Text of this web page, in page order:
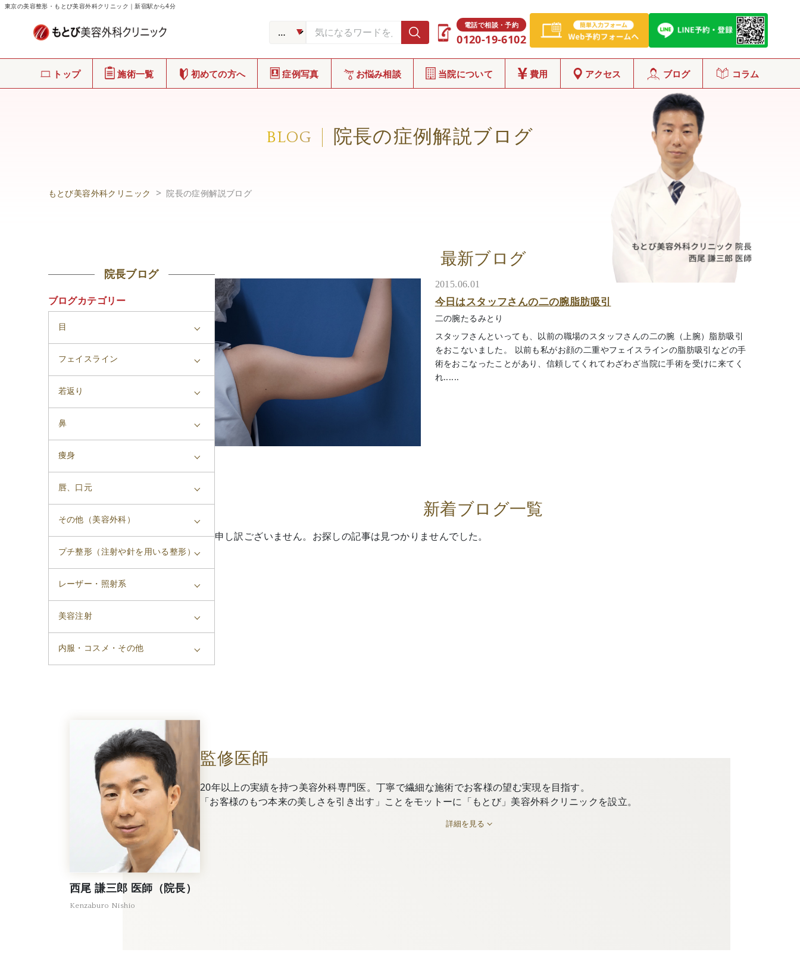
東京の美容整形・もとび美容外科クリニック｜新宿駅から4分
電話で相談・予約
0120-19-6102
トップ 施術一覧 初めての方へ 症例写真 お悩み相談 当院について 費用 アクセス ブログ コラム
BLOG 院長の症例解説ブログ
もとび美容外科クリニック 院長の症例解説ブログ
院長ブログ
ブログカテゴリー
目
フェイスライン
若返り
鼻
痩身
唇、口元
その他（美容外科）
プチ整形（注射や針を用いる整形）
レーザー・照射系
美容注射
内服・コスメ・その他
最新ブログ
2015.06.01
今日はスタッフさんの二の腕脂肪吸引
二の腕たるみとり
スタッフさんといっても、以前の職場のスタッフさんの二の腕（上腕）脂肪吸引
をおこないました。 以前も私がお顔の二重やフェイスラインの脂肪吸引などの手
術をおこなったことがあり、信頼してくれてわざわざ当院に手術を受けに来てく
れ......
新着ブログ一覧
申し訳ございません。お探しの記事は見つかりませんでした。
監修医師
20年以上の実績を持つ美容外科専門医。丁寧で繊細な施術でお客様の望む実現を目指す。
「お客様のもつ本来の美しさを引き出す」ことをモットーに「もとび」美容外科クリニックを設立。
詳細を見る
西尾 謙三郎 医師（院長）
Kenzaburo Nishio